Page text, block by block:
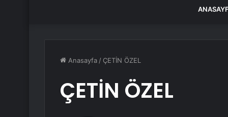
Anasayfa / ÇETİN ÖZEL
ÇETİN ÖZEL